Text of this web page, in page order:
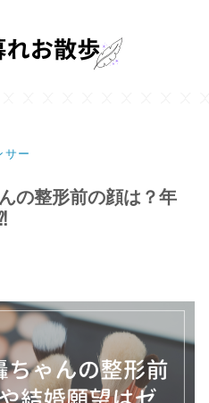
サー
の整形前の顔は？年